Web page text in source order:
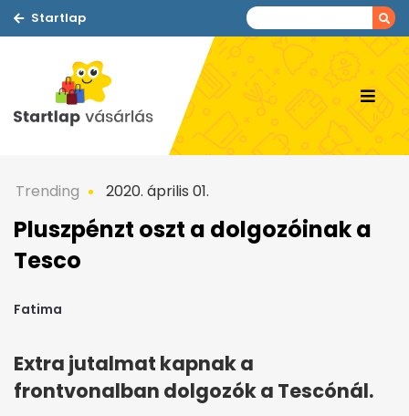
Startlap
Trending 2020. április 01.
Pluszpénzt oszt a dolgozóinak a
Tesco
Fatima
Extra jutalmat kapnak a
frontvonalban dolgozók a Tescónál.